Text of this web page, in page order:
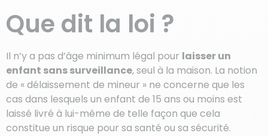
Que dit la loi ?
Il n’y a pas d’âge minimum légal pour laisser un
enfant sans surveillance, seul à la maison. La notion
de « délaissement de mineur » ne concerne que les
cas dans lesquels un enfant de 15 ans ou moins est
laissé livré à lui-même de telle façon que cela
constitue un risque pour sa santé ou sa sécurité.